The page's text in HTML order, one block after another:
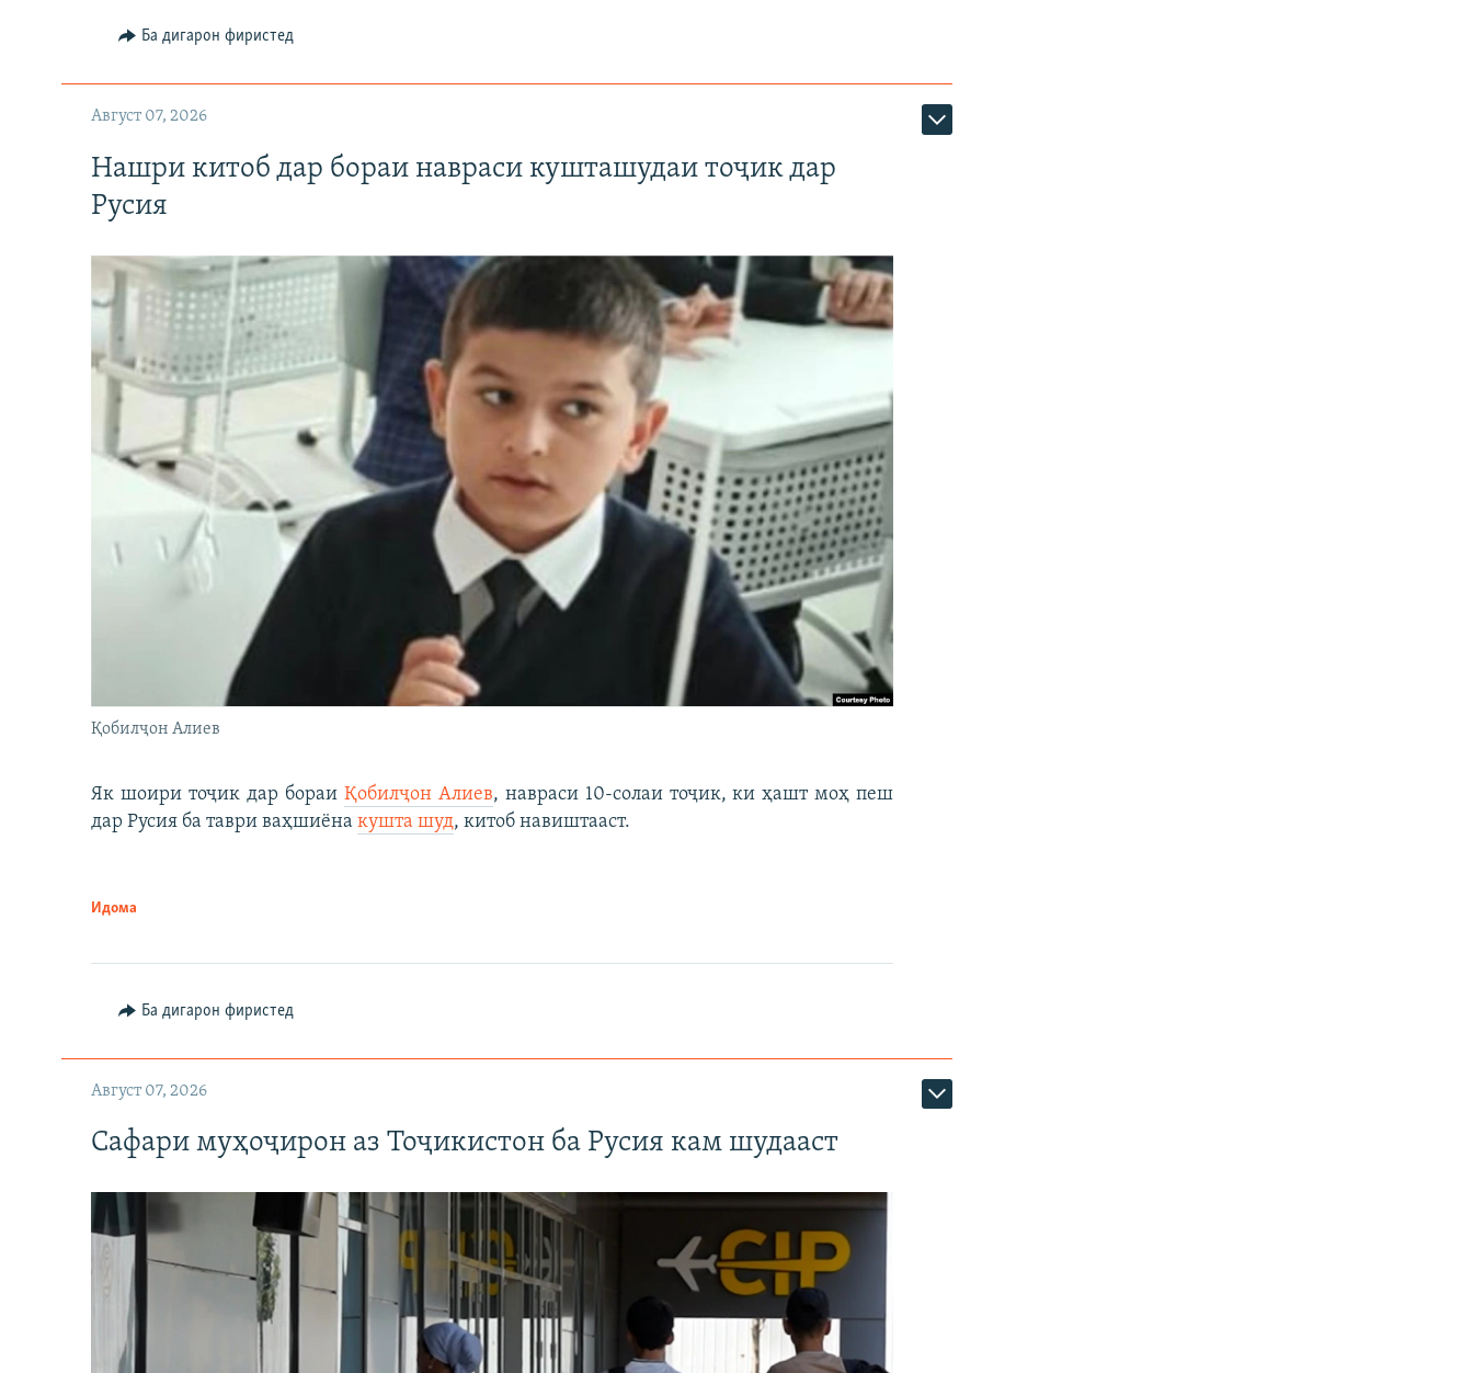
Ба дигарон фиристед
Август 07, 2026
Нашри китоб дар бораи навраси кушташудаи тоҷик дар
Русия
Қобилҷон Алиев
Як шоири тоҷик дар бораи Қобилҷон Алиев, навраси 10-солаи тоҷик, ки ҳашт моҳ пеш
дар Русия ба таври ваҳшиёна кушта шуд, китоб навиштааст.
Идома
Ба дигарон фиристед
Август 07, 2026
Сафари муҳоҷирон аз Тоҷикистон ба Русия кам шудааст